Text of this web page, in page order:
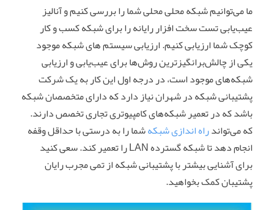
ما می‌توانیم شبکه محلی محلی شما را بررسی کنیم و آنالیز
عیب‌یابی تست سخت‌ افزار رایانه را برای شبکه کسب‌ و کار
کوچک شما ارزیابی کنیم. ارزیابی سیستم‌ های شبکه موجود
یکی از چالش‌برانگیزترین روش‌ها برای عیب‌یابی و ارزیابی
شبکه‌های موجود است، در درجه اول این کار به یک شرکت
پشتیبانی شبکه در شهران نیاز دارد که دارای متخصصان شبکه
باشد که در تعمیر شبکه‌های کامپیوتری تجاری تخصص دارند.
که می‌تواندراه اندازی شبکهشما را به درستی با حداقل وقفه
انجام دهد تا شبکه گسترده LAN را تعمیر کند. سعی کنید
برای آشنایی بیشتر با پشتیبانی شبکه از تمی مجرب رایان
پشتیبان کمک بخواهید.